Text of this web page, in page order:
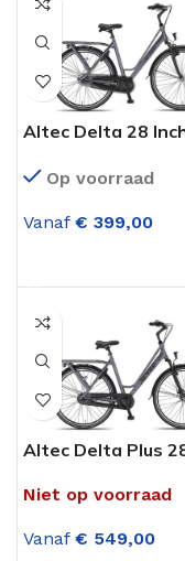
Altec Delta 28
Versnellingen
Op voorraad
Vanaf € 399,00
Altec Delta Plus
Versnellingen
Niet op voorraad
Vanaf € 549,00